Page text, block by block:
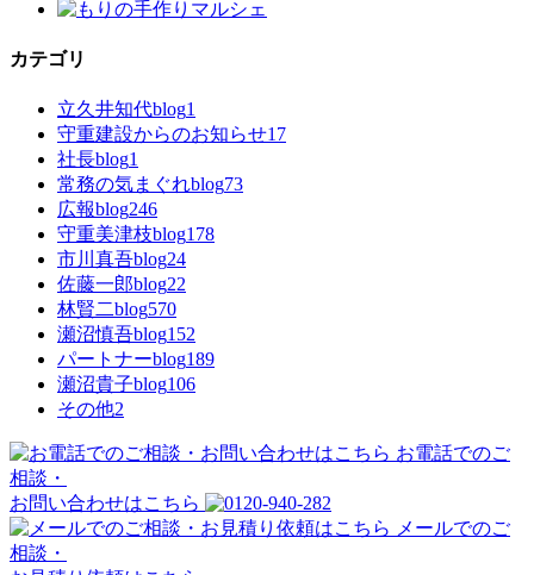
カテゴリ
立久井知代blog1
守重建設からのお知らせ17
社長blog1
常務の気まぐれblog73
広報blog246
守重美津枝blog178
市川真吾blog24
佐藤一郎blog22
林賢二blog570
瀬沼慎吾blog152
パートナーblog189
瀬沼貴子blog106
その他2
お電話でのご
相談・
お問い合わせはこちら
メールでのご
相談・